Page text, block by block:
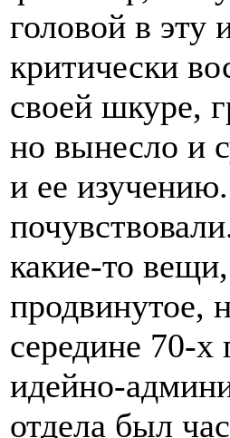
головой в эту
критически
своей шкуре,
но вынесло и
и ее
какие-то
продвинутое,
середине 70-х
идейно-
отдела был